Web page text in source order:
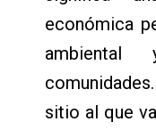
económica
sitio al que